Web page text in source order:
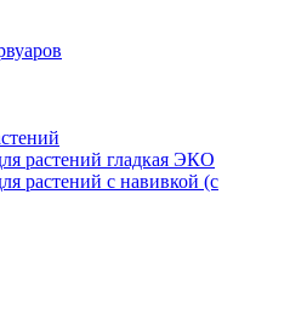
растений гладкая ЭКО
растений с навивкой (с